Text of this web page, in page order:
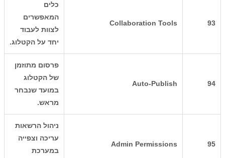
93
Collaboration Tools
כלים
המאפשרים
לצוות לעבוד
יחד על הקטלוג.
94
Auto-Publish
פרסום מתוזמן
של הקטלוג
במועד שנבחר
מראש.
95
Admin Permissions
ניהול הרשאות
עריכה וצפייה
במערכת